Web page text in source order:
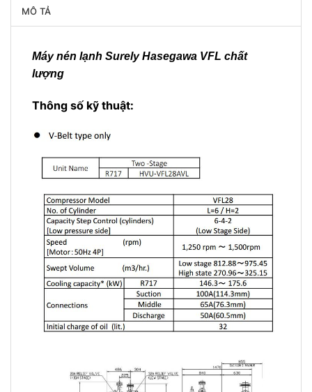
MÔ TẢ
Máy nén lạnh Surely Hasegawa VFL chất
lượng
Thông số kỹ thuật: